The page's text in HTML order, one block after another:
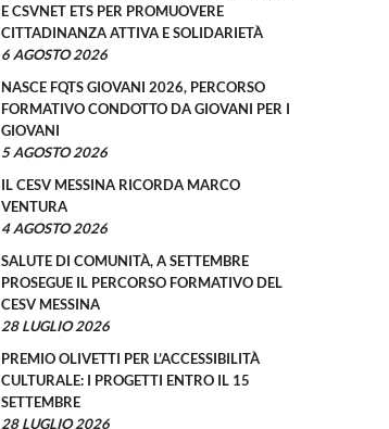
E CSVNET ETS PER PROMUOVERE
CITTADINANZA ATTIVA E SOLIDARIETÀ
6 AGOSTO 2026
NASCE FQTS GIOVANI 2026, PERCORSO
FORMATIVO CONDOTTO DA GIOVANI PER I
GIOVANI
5 AGOSTO 2026
IL CESV MESSINA RICORDA MARCO
VENTURA
4 AGOSTO 2026
SALUTE DI COMUNITÀ, A SETTEMBRE
PROSEGUE IL PERCORSO FORMATIVO DEL
CESV MESSINA
28 LUGLIO 2026
PREMIO OLIVETTI PER L’ACCESSIBILITÀ
CULTURALE: I PROGETTI ENTRO IL 15
SETTEMBRE
28 LUGLIO 2026